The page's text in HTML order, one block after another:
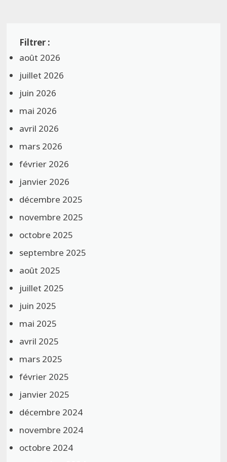
août 2026
juillet 2026
juin 2026
mai 2026
avril 2026
mars 2026
février 2026
janvier 2026
décembre 2025
novembre 2025
octobre 2025
septembre 2025
août 2025
juillet 2025
juin 2025
mai 2025
avril 2025
mars 2025
février 2025
janvier 2025
décembre 2024
novembre 2024
octobre 2024